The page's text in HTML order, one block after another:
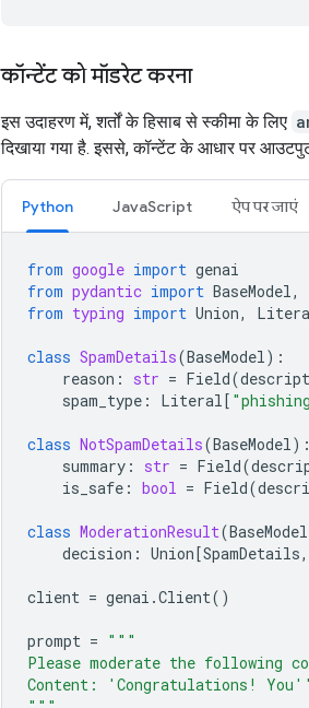
कॉन्टेंट को मॉडरेट करना
इस उदाहरण में, शर्तों के हिसाब से स्कीमा के लिए
दिखाया गया है. इससे, कॉन्टेंट के आधार पर
Python JavaScript ऐप पर जाएं
from google import genai
from pydantic import BaseModel,
from typing import Union,
class SpamDetails(BaseModel):
reason : str = Field(
spam_type : Literal[
class NotSpamDetails(BaseModel):
summary : str = Field(
is_safe : bool = Field(
class ModerationResult(BaseModel
decision : Union[SpamDetails,
client = genai .Client()
prompt = """
Please moderate the following
Content: 'Congratulations!